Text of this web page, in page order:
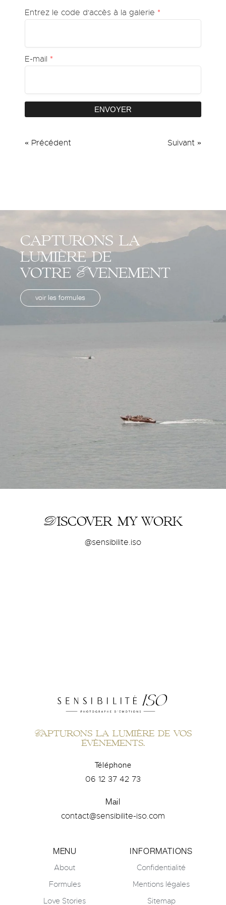
Entrez le code d'accès à la galerie *
E-mail *
ENVOYER
« Précédent Suivant »
capturons la
lumière de
votre Evenement
voir les formules
Discover my work
@sensibilite.iso
Capturons la lumière de vos
évènements.
Téléphone
06 12 37 42 73
Mail
contact@sensibilite-iso.com
MENU
About
Formules
Love Stories
INFORMATIONS
Confidentialité
Mentions légales
Sitemap